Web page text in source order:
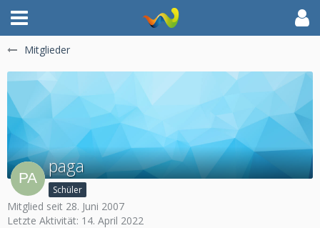
Mitglieder
paga
Schüler
Mitglied seit 28. Juni 2007
Letzte Aktivität: 14. April 2022